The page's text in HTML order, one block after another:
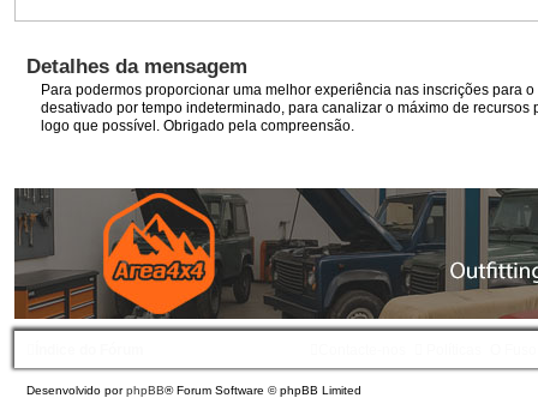
Detalhes da mensagem
Para podermos proporcionar uma melhor experiência nas inscrições para
desativado por tempo indeterminado, para canalizar o máximo de recursos
logo que possível. Obrigado pela compreensão.
Desenvolvido porphpBB® Forum Software © phpBB Limited